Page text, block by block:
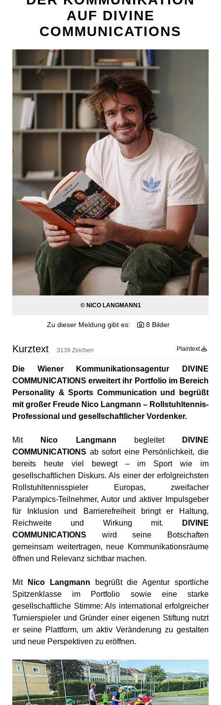
POSTSPORTVEREIN WIEN
AUF DIVINE
COMMUNICATIONS
© NICO LANGMANN1
Zu dieser Meldung gibt es: 8 Bilder
Kurztext 3139 Zeichen Plaintext
Die Wiener Kommunikationsagentur
DIVINE
COMMUNICATIONSerweitert ihr Portfolio im Bereich
Personality &Sports Communication und
begrüßt
mit großer Freude Nico Langmann – Rollstuhltennis-
Professional und gesellschaftlicher Vordenker.
Mit Nico Langmann begleitet
DIVINE
COMMUNICATIONS ab sofort eine Persönlichkeit, die
bereits heute viel bewegt – im Sport wie im
gesellschaftlichen Diskurs. Als einer der erfolgreichsten
Rollstuhltennisspieler Europas, zweifacher
Paralympics-Teilnehmer, Autor und aktiver Impulsgeber
für Inklusion und Barrierefreiheit bringt er Haltung,
Reichweite und Wirkung mit.
DIVINE
COMMUNICATIONS wird seine Botschaften
gemeinsam weitertragen, neue Kommunikationsräume
öffnen und Relevanz sichtbar machen.
Mit Nico Langmann begrüßt dieAgentur sportliche
Spitzenklasse im
Portfolio sowie einestarke
gesellschaftliche Stimme: Als international erfolgreicher
Turnierspieler und Gründer einer eigenen Stiftung nutzt
er seine Plattform, um aktiv Veränderung zu gestalten
und neue Perspektiven zu eröffnen.